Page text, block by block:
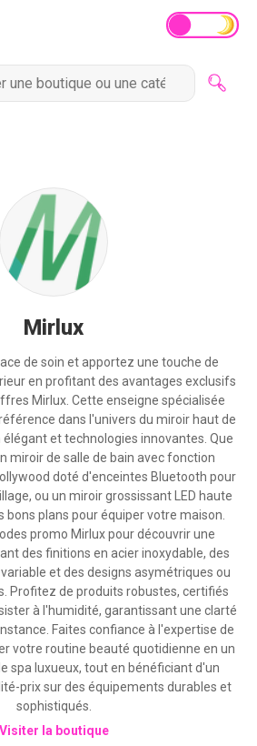
Mirlux
de soin et apportez une touche de
en profitant des avantages exclusifs
Mirlux. Cette enseigne spécialisée
dans l'univers du miroir haut de
et technologies innovantes. Que
miroir de salle de bain avec fonction
doté d'enceintes Bluetooth pour
ou un miroir grossissant LED haute
bons plans pour équiper votre maison.
promo Mirlux pour découvrir une
des finitions en acier inoxydable, des
et des designs asymétriques ou
Profitez de produits robustes, certifiés
à l'humidité, garantissant une clarté
Faites confiance à l'expertise de
votre routine beauté quotidienne en un
spa luxueux, tout en bénéficiant d'un
prix sur des équipements durables et
sophistiqués.
Visiter la boutique